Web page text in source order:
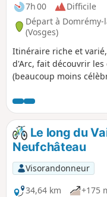
7h 00
Difficile
Départ à Domrémy-
(Vosges)
Itinéraire riche et
d'Arc, fait découvrir
(beaucoup moins
quelques pâtures,
Et on clôture le tour
Le long du
Neufchâteau
Visorandonneur
34,64 km
+175